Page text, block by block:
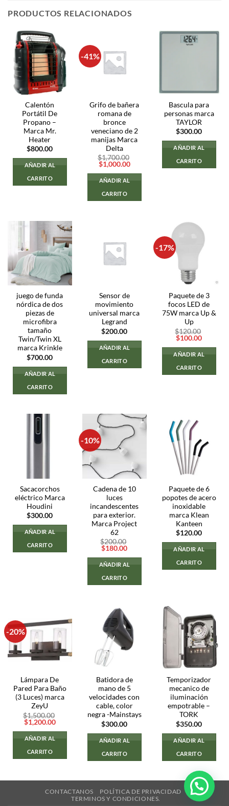
PRODUCTOS RELACIONADOS
Calentón
Portátil De
Propano –
Marca Mr.
Heater
$800.00
AÑADIR AL
CARRITO
-41%
Grifo de bañera
romana de
bronce
veneciano de 2
manijas Marca
Delta
$1,700.00
El
precio
original
era:
$1,700.00.
$1,000.00El
es:
AÑADIR AL
CARRITO
Bascula para
personas marca
TAYLOR
$300.00
AÑADIR AL
CARRITO
juego de funda
nórdica de dos
piezas de
microfibra
tamaño
Twin/Twin XL
marca Krinkle
$700.00
AÑADIR AL
CARRITO
Sensor de
movimiento
universal marca
Legrand
$200.00
AÑADIR AL
CARRITO
-17%
Paquete de 3
focos LED de
75W marca Up &
Up
$120.00
El
original
era:
$120.00.
$100.00El
actual
es:
AÑADIR AL
CARRITO
Sacacorchos
eléctrico Marca
Houdini
$300.00
AÑADIR AL
CARRITO
-10%
Cadena de 10
luces
incandescentes
para exterior.
Marca Project
62
$200.00
El
original
era:
$200.00.
$180.00El
actual
es:
AÑADIR AL
CARRITO
Paquete de 6
popotes de acero
inoxidable
marca Klean
Kanteen
$120.00
AÑADIR AL
CARRITO
-20%
Lámpara De
Pared Para Baño
(3 Luces) marca
ZeyU
$1,500.00
El
precio
original
era:
$1,500.00.
$1,200.00El
es:
AÑADIR AL
CARRITO
Batidora de
mano de 5
velocidades con
cable, color
negra -Mainstays
$300.00
AÑADIR AL
CARRITO
Temporizador
mecanico de
iluminación
empotrable –
TORK
$350.00
AÑADIR AL
CARRITO
CONTACTANOS
POLÍTICA DE PRIVACIDAD
TERMINOS Y CONDICIONES.